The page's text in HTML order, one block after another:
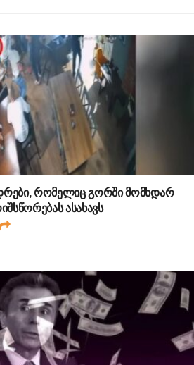
რომელიც გორში მომხდარ
ასახავს